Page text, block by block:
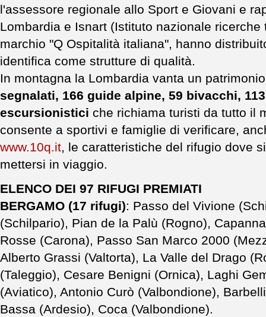
l'assessore regionale allo Sport e Giovani e
Lombardia e Isnart (Istituto nazionale
marchio "Q Ospitalità italiana", hanno
identifica come strutture di qualità.
In montagna la Lombardia vanta un
segnalati, 166 guide alpine, 59 bivacchi,
escursionistici che richiama turisti da tutto il
consente a sportivi e famiglie di verificare,
www.10q.it, le caratteristiche del rifugio dove
mettersi in viaggio.
ELENCO DEI 97 RIFUGI PREMIATI
BERGAMO (17 rifugi): Passo del Vivione
(Schilpario), Pian de la Palù (Rogno),
Rosse (Carona), Passo San Marco 2000
Alberto Grassi (Valtorta), La Valle del Drago
(Taleggio), Cesare Benigni (Ornica), Laghi
(Aviatico), Antonio Curò (Valbondione),
Bassa (Ardesio), Coca (Valbondione).